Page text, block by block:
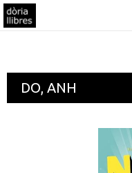
DO, ANH